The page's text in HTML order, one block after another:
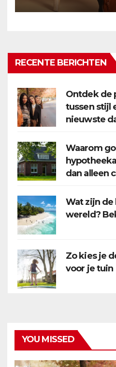
RECENTE BERICHTEN
Ontdek de
tussen stijl
nieuwste
Waarom
dan alleen
Wat zijn de
wereld?
Zo kies je
voor je tuin
YOU MISSED